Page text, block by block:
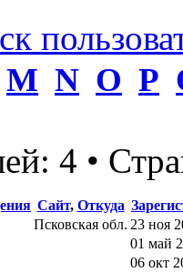
M N O P
4 •
Сайт, Откуда
Псковская обл. 23 ноя
01 май
06 окт